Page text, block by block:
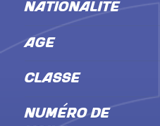
NUMÉRO DE
CLASSE
ÂGE
NATIONALITÉ